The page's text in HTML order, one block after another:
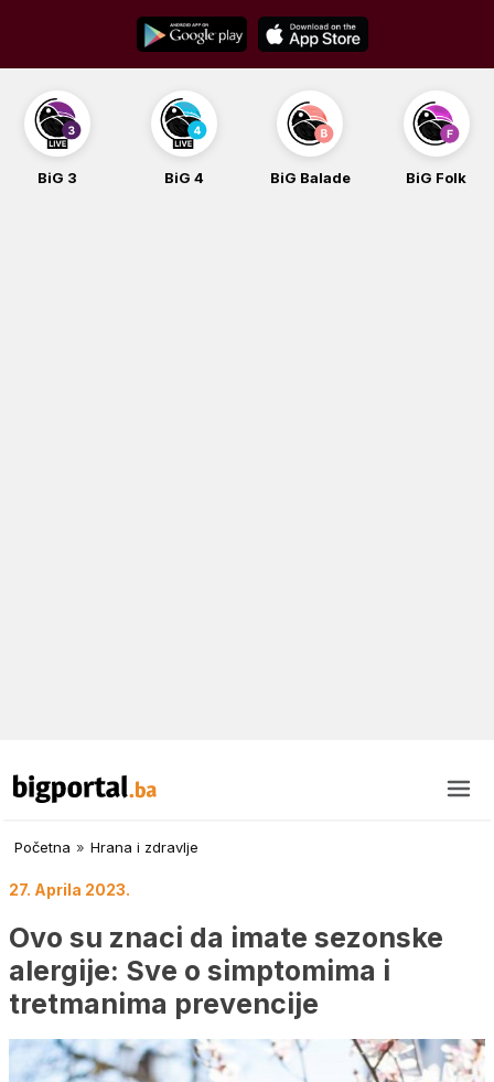
content
BiG 3 BiG 4 BiG Balade BiG Folk
Početna » Hrana i zdravlje
27. Aprila 2023.
Ovo su znaci da imate sezonske
alergije: Sve o simptomima i
tretmanima prevencije